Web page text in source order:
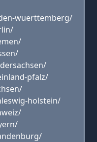
wuerttemberg/
pfalz/
holstein/